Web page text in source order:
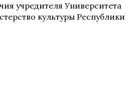
учредителя Университета
культуры Республики